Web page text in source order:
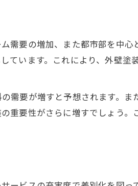
需要の増加、また都市部を中心
ています。これにより、外壁塗
需要が増すと予想されます。
重要性がさらに増すでしょう